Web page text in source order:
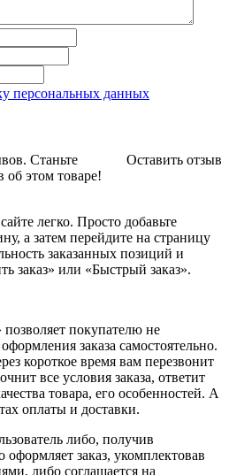
персональных данных
Оставить отзыв
Станьте
об этом товаре!
легко. Просто добавьте
а затем перейдите на страницу
заказанных позиций и
заказ» или «Быстрый заказ».
покупателю не
заказа самостоятельно.
короткое время вам перезвонит
все условия заказа, ответит
товара, его особенностей. А
оплаты и доставки.
либо, получив
оформляет заказ, укомплектовав
либо соглашается на